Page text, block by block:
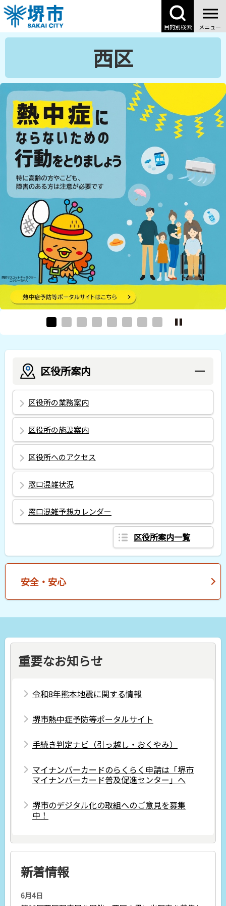
こ
の
ペ
の
先
頭
目的別検索 メニュー
西区
区役所案内
区役所の業務案内
区役所の施設案内
区役所へのアクセス
窓口混雑状況
窓口混雑予想カレンダー
区役所案内一覧
安全・安心
重要なお知らせ
令和8年熊本地震に関する情報
堺市熱中症予防等ポータルサイト
手続き判定ナビ（引っ越し・おくやみ）
マイナンバーカードのらくらく申請は「堺市
マイナンバーカード普及促進センター」へ
堺市のデジタル化の取組へのご意見を募集
中！
新着情報
6月4日